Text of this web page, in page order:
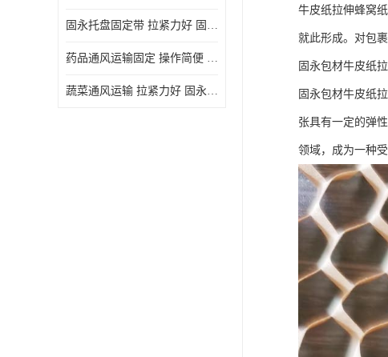
固永托盘固定带 拉紧力好 固永包材
药品通风运输固定 操作简便 固永包材
蔬菜通风运输 拉紧力好 固永包材
牛皮纸拉伸蜂窝
就此形成。对包
固永包材牛皮纸
固永包材牛皮纸
张具有一定的弹
领域，成为一种